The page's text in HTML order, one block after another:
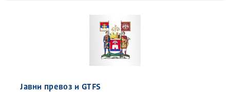
Јавни превоз и GTFS